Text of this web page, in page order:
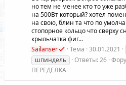
но тем не менее кто то уже
на 500Вт который? хотел
на свою, блин та что по
стопорное кольцо что сверху
крыльчатка фиг...
Sailanser
Тема 30.01.2021
шпиндель
Ответы: 26
ПЕРЕДЕЛКА